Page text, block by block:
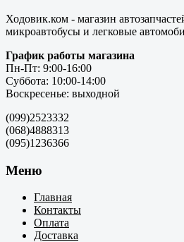
Ходовик.ком - магазин
микроавтобусы и легковые
График работы магазина
Пн-Пт: 9:00-16:00
Суббота: 10:00-14:00
Воскресенье: выходной
(099)2523332
(068)4888313
(095)1236366
Меню
Главная
Контакты
Оплата
Доставка